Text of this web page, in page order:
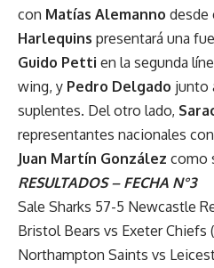
con Matías Alemanno desde
Harlequins presentará una
Guido Petti en la segunda
wing, y Pedro Delgado junto
suplentes. Del otro lado,
representantes nacionales con
Juan Martín González como
RESULTADOS – FECHA N°3
Sale Sharks 57-5 Newcastle
Bristol Bears vs Exeter Chiefs
Northampton Saints vs